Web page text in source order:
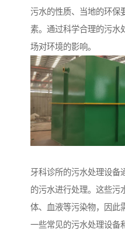
污水的性质、当地的环保
素。通过科学合理的污水
场对环境的影响。
牙科诊所的污水处理设备
的污水进行处理。这些污
体、血液等污染物，因此
一些常见的污水处理设备